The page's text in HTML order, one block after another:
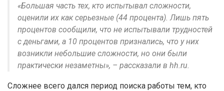
«Большая часть тех, кто испытывал сложности,
оценили их как серьезные (44 процента). Лишь пять
процентов сообщили, что не испытывали трудностей
с деньгами, а 10 процентов признались, что у них
возникли небольшие сложности, но они были
практически незаметны», – рассказали в hh.ru.
Сложнее всего дался период поиска работы тем, кто